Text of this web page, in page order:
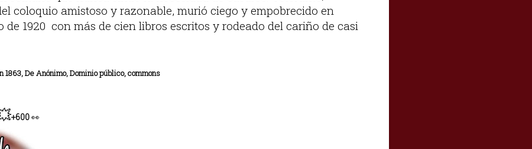
coloquio amistoso y razonable, murió ciego y empobrecido en
de 1920 con más de cien libros escritos y rodeado del cariño de casi
1863, De Anónimo, Dominio público, commons
+600👀